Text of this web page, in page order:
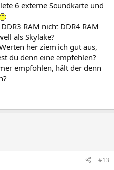
6 externe Soundkarte und
RAM nicht DDR4 RAM
als Skylake?
her ziemlich gut aus,
du denn eine empfehlen?
empfohlen, hält der denn
#13